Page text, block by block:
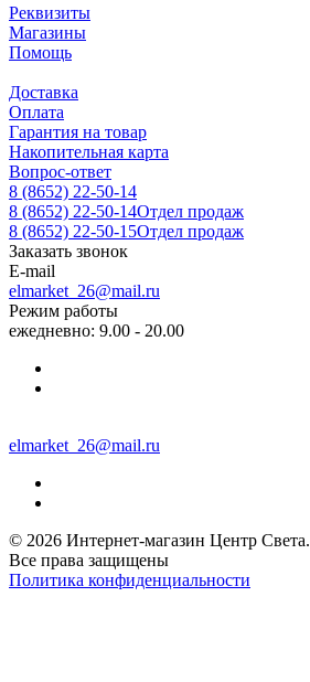
Реквизиты
Магазины
Помощь
Доставка
Оплата
Гарантия на товар
Накопительная карта
Вопрос-ответ
8 (8652) 22-50-14
8 (8652) 22-50-14Отдел продаж
8 (8652) 22-50-15Отдел продаж
Заказать звонок
E-mail
elmarket_26@mail.ru
Режим работы
ежедневно: 9.00 - 20.00
elmarket_26@mail.ru
© 2026 Интернет-магазин Центр Света.
Все права защищены
Политика конфиденциальности